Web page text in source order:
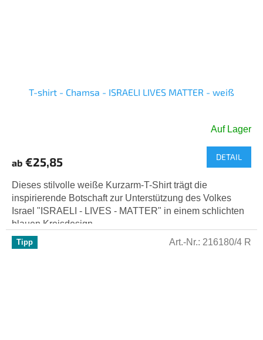
T-shirt - Chamsa - ISRAELI LIVES MATTER - weiß
Auf Lager
ab €25,85 DETAIL
Dieses stilvolle weiße Kurzarm-T-Shirt trägt die
inspirierende Botschaft zur Unterstützung des Volkes
Israel "ISRAELI - LIVES - MATTER" in einem schlichten
blauen Kreisdesign....
Tipp Art.-Nr.: 216180/4 R